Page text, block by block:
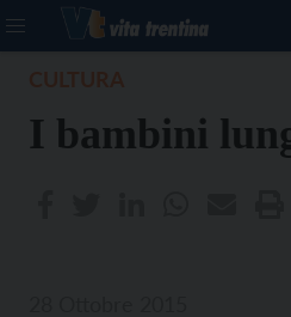
I bambini